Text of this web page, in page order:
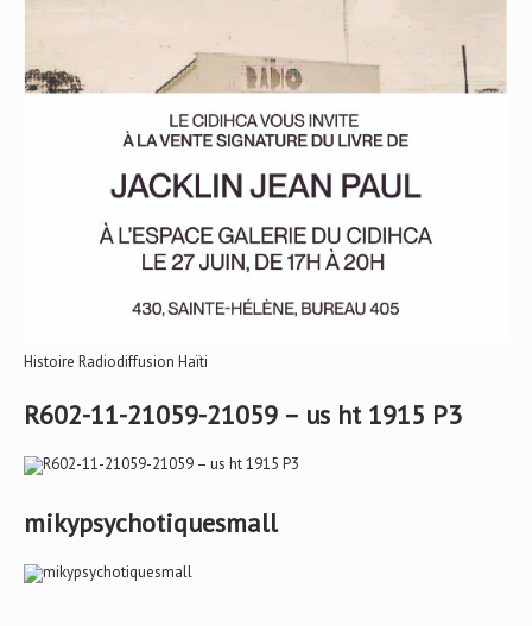
Histoire Radiodiffusion Haïti
R602-11-21059-21059 – us ht 1915 P3
mikypsychotiquesmall